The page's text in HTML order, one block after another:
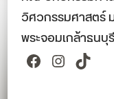
วิศวกรรมศาสตร์
พระจอมเกล้าธนบุรี
Facebook